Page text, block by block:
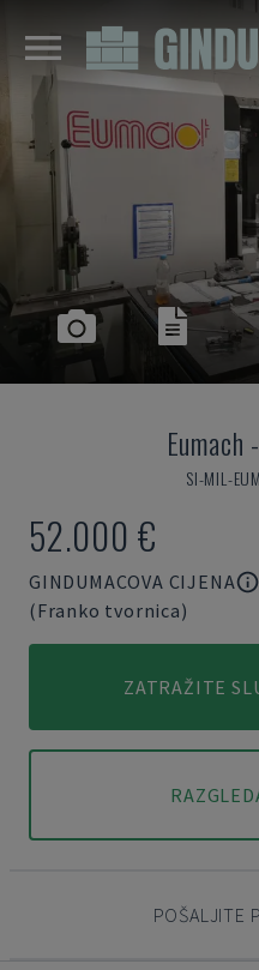
Eumach -
SI-MIL-
52.000 €
GINDUMACOVA CIJENA
(Franko tvornica)
ZATRAŽITE
POŠALJITE